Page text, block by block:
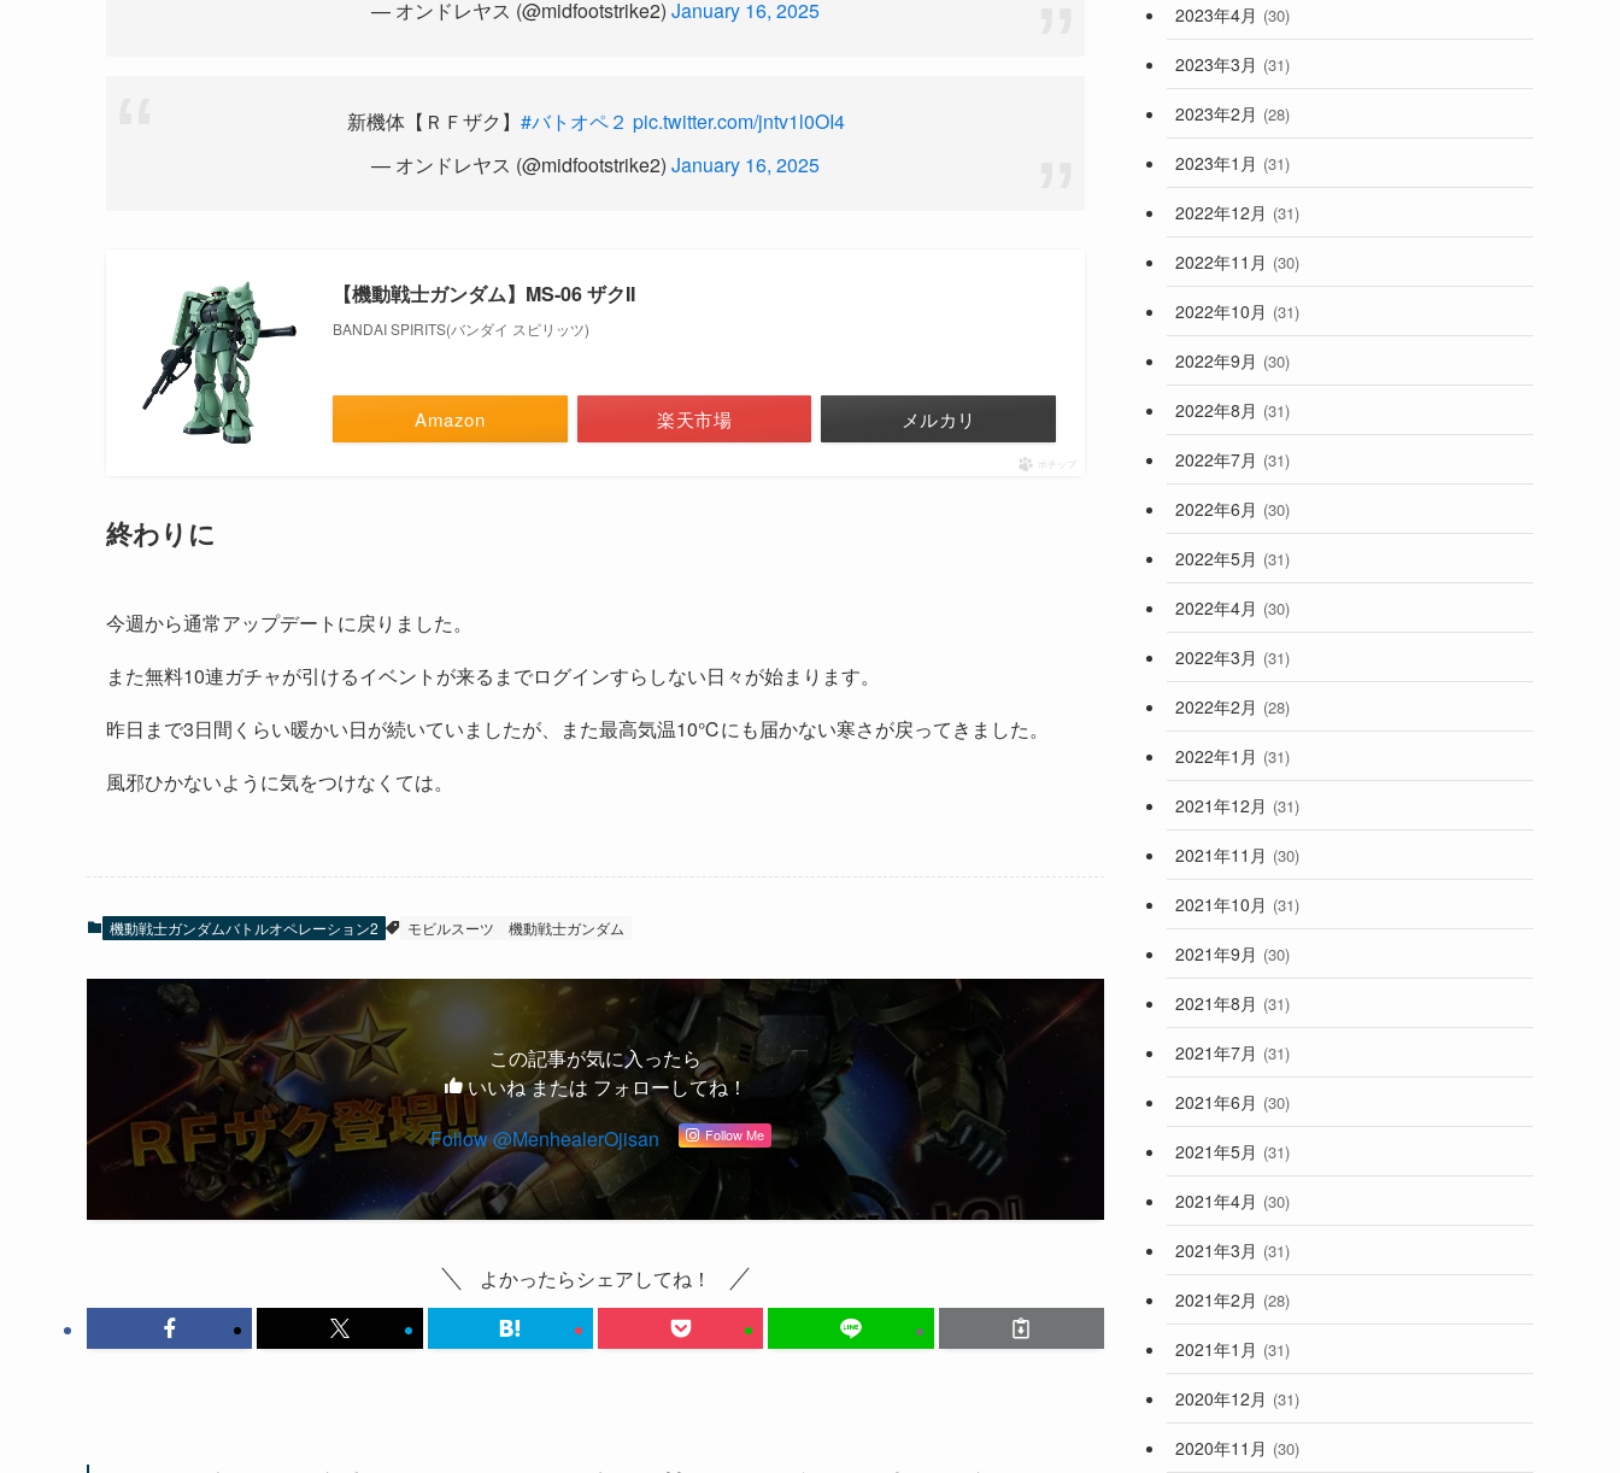
— オンドレヤス (@midfootstrike2) January 16, 2025
【機動戦士ガンダム】MS-06 ザクII
Amazon 楽天市場 メルカリ
終わりに
この記事が気に入ったら
いいね または フォローしてね！
Follow @MenhealerOjisan
よかったらシェアしてね！
2023年4月 (30)
2023年3月 (31)
2023年2月 (28)
2023年1月 (31)
2022年12月 (31)
2022年11月 (30)
2022年10月 (31)
2022年9月 (30)
2022年8月 (31)
2022年7月 (31)
2022年6月 (30)
2022年5月 (31)
2022年4月 (30)
2022年3月 (31)
2022年2月 (28)
2022年1月 (31)
2021年12月 (31)
2021年11月 (30)
2021年10月 (31)
2021年9月 (30)
2021年8月 (31)
2021年7月 (31)
2021年6月 (30)
2021年5月 (31)
2021年4月 (30)
2021年3月 (31)
2021年2月 (28)
2021年1月 (31)
2020年12月 (31)
2020年11月 (30)